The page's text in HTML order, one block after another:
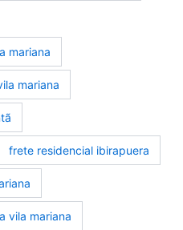
mariana
mariana
frete residencial ibirapuera
vila mariana